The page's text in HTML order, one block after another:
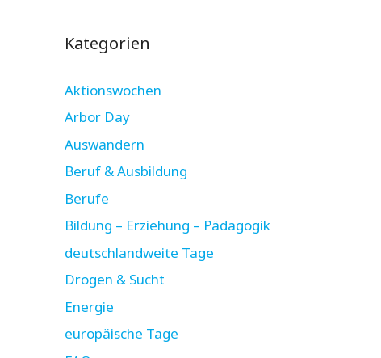
Kategorien
Aktionswochen
Arbor Day
Auswandern
Beruf & Ausbildung
Berufe
Bildung – Erziehung – Pädagogik
deutschlandweite Tage
Drogen & Sucht
Energie
europäische Tage